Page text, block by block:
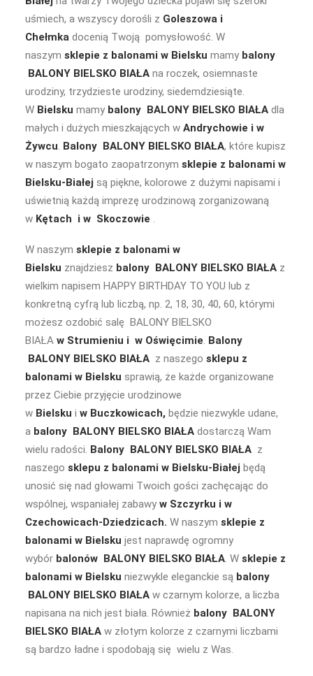
uśmiech, a wszyscy dorośli z Goleszowa i
Chełmka docenią Twoją pomysłowość. W
naszym sklepie z balonami w Bielsku mamy balony
BALONY BIELSKO BIAŁA na roczek, osiemnaste
urodziny, trzydzieste urodziny, siedemdziesiąte.
W Bielsku mamy balony BALONY BIELSKO BIAŁA dla
małych i dużych mieszkających w Andrychowie i w
Żywcu. Balony BALONY BIELSKO BIAŁA, które kupisz
w naszym bogato zaopatrzonym sklepie z balonami w
Bielsku-Białej są piękne, kolorowe z dużymi napisami i
uświetnią każdą imprezę urodzinową zorganizowaną
w Kętach i w Skoczowie .
W naszym sklepie z balonami w
Bielsku znajdziesz balony BALONY BIELSKO BIAŁA z
wielkim napisem HAPPY BIRTHDAY TO YOU lub z
konkretną cyfrą lub liczbą, np. 2, 18, 30, 40, 60, którymi
możesz ozdobić salę BALONY BIELSKO
BIAŁA w Strumieniu i w Oświęcimie. Balony
BALONY BIELSKO BIAŁA z naszego sklepu z
balonami w Bielsku sprawią, że każde organizowane
przez Ciebie przyjęcie urodzinowe
w Bielsku i w Buczkowicach, będzie niezwykle udane,
a balony BALONY BIELSKO BIAŁA dostarczą Wam
wielu radości. Balony BALONY BIELSKO BIAŁA z
naszego sklepu z balonami w Bielsku-Białej będą
unosić się nad głowami Twoich gości zachęcając do
wspólnej, wspaniałej zabawy w Szczyrku i w
Czechowicach-Dziedzicach. W naszym sklepie z
balonami w Bielsku jest naprawdę ogromny
wybór balonów BALONY BIELSKO BIAŁA. W sklepie z
balonami w Bielsku niezwykle eleganckie są balony
BALONY BIELSKO BIAŁA w czarnym kolorze, a liczba
napisana na nich jest biała. Również balony BALONY
BIELSKO BIAŁA w złotym kolorze z czarnymi liczbami
są bardzo ładne i spodobają się wielu z Was.